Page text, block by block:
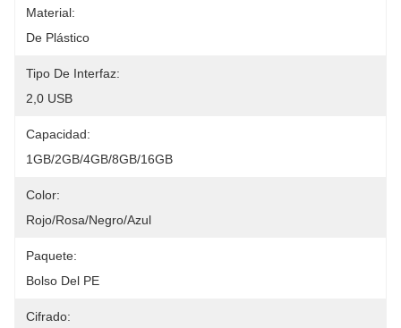
Material:
De Plástico
Tipo De Interfaz:
2,0 USB
Capacidad:
1GB/2GB/4GB/8GB/16GB
Color:
Rojo/rosa/negro/azul
Paquete:
Bolso Del PE
Cifrado: